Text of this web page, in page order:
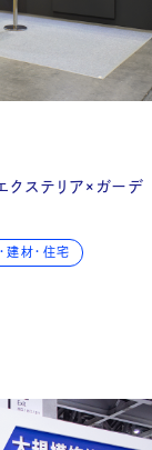
ステリア×ガーデ
建材・住宅